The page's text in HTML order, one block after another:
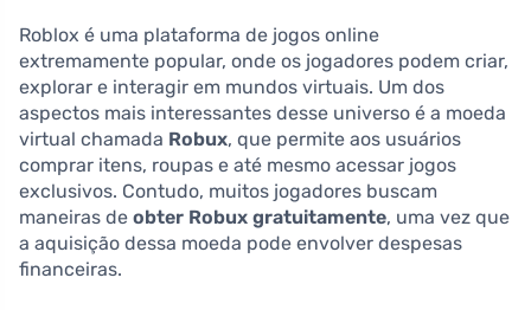
Roblox é uma plataforma de jogos online
extremamente popular, onde os jogadores podem criar,
explorar e interagir em mundos virtuais. Um dos
aspectos mais interessantes desse universo é a moeda
virtual chamada Robux, que permite aos usuários
comprar itens, roupas e até mesmo acessar jogos
exclusivos. Contudo, muitos jogadores buscam
maneiras de obter Robux gratuitamente, uma vez que
a aquisição dessa moeda pode envolver despesas
financeiras.